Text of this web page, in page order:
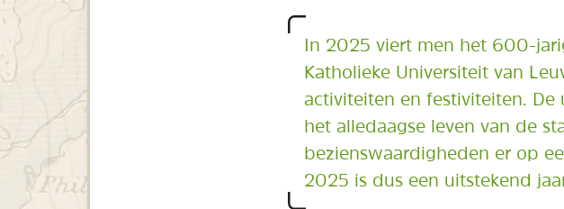
In 2025 viert men het 600-
Katholieke Universiteit van
activiteiten en festiviteiten. De
het alledaagse leven van de
bezienswaardigheden er op
2025 is dus een uitstekend